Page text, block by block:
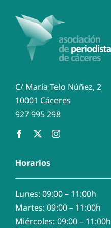
C/ María Telo Núñez, 2
10001 Cáceres
927 995 298
Horarios
Lunes: 09:00 – 11:00h
Martes: 09:00 – 11:00h
Miércoles: 09:00 – 11:00h